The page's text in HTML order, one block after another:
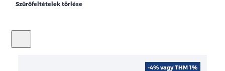
Szűrőfeltételek törlése
-4% vagy THM 1%